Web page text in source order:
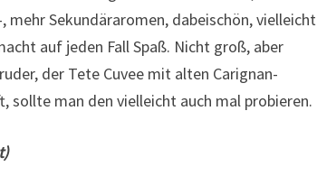
mehr Sekundäraromen, dabeischön, vielleicht
auf jeden Fall Spaß. Nicht groß, aber
der Tete Cuvee mit alten Carignan-
sollte man den vielleicht auch mal probieren.